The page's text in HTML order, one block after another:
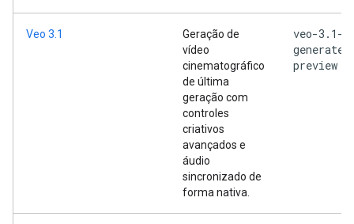
Veo 3.1
Geração de
vídeo
cinematográfico
de última
geração com
controles
criativos
avançados e
áudio
sincronizado de
forma nativa.
veo-3.1-
generate-
preview